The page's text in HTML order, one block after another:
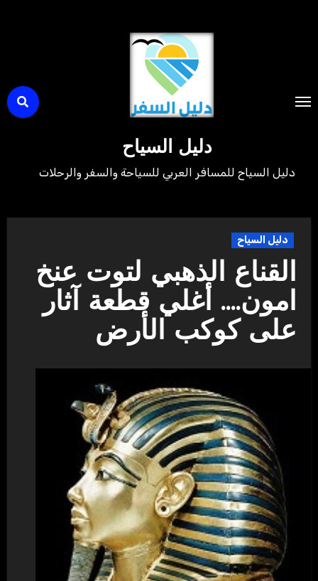
دليل السياح
دليل السياح للمسافر العربي للسياحة والسفر والرحلات
دليل السياح
القناع الذهبي لتوت عنخ
امون…. أغلي قطعة آثار
على كوكب الأرض